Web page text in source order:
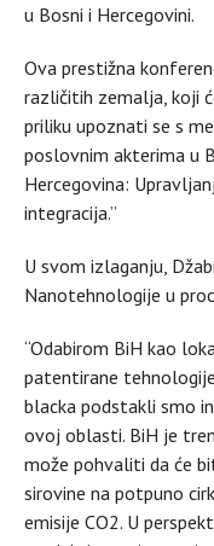
u Bosni i Hercegovini.
Ova prestižna
različitih zemalja, koji
priliku upoznati se s
poslovnim akterima u
Hercegovina:
integracija.”
U svom izlaganju,
Nanotehnologije u
“Odabirom BiH kao
patentirane
blacka podstakli smo
ovoj oblasti. BiH je
može pohvaliti da će
sirovine na potpuno
emisije CO2. U